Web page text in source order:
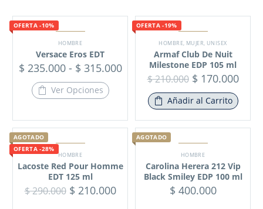
OFERTA -10%
HOMBRE
Versace Eros EDT
$ 235.000 - $ 315.000
Ver Opciones
OFERTA -19%
HOMBRE, MUJER UNISEX
Armaf Club De Nuit
Milestone EDP 105 ml
$210.000 $ 170.000
Añadir al Carrito
AGOTADO
OFERTA -28%
HOMBRE
Lacoste Red Pour Homme
EDT 125 ml
$290.000 $ 210.000
AGOTADO
HOMBRE
Carolina Herera 212 Vip
Black Smiley EDP 100 ml
$ 400.000